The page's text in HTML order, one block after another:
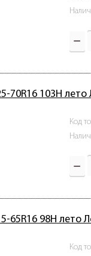
70R16 103H лето
Код
65R16 98H лето
Код